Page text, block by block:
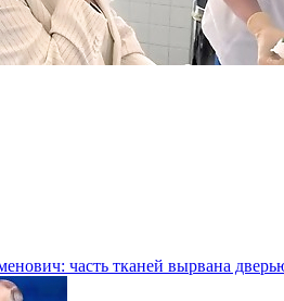
часть тканей вырвана